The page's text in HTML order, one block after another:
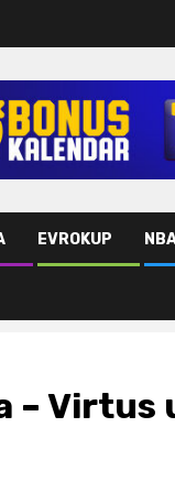
EVROKUP
– Virtus